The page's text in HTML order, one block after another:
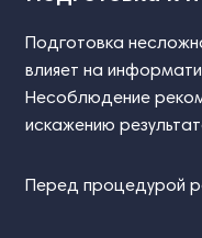
Подготовка
влияет на
Несоблюдение
искажению
Перед процедурой